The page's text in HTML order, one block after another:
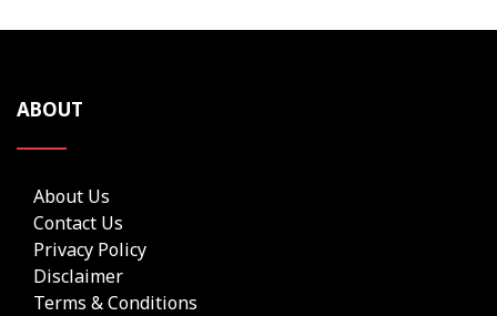
ABOUT
About Us
Contact Us
Privacy Policy
Disclaimer
Terms & Conditions